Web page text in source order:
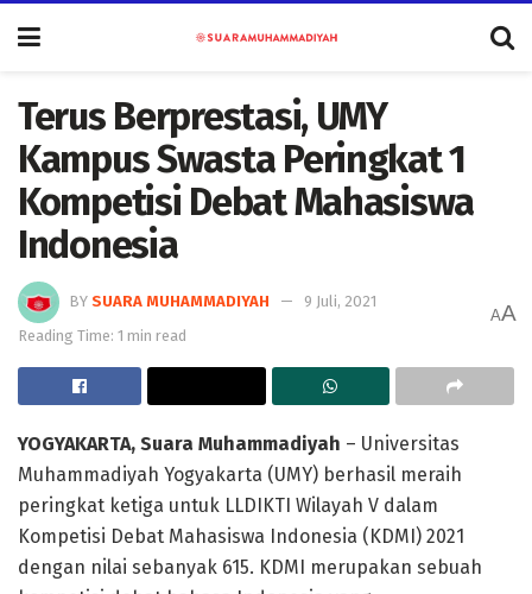
Terus Berprestasi, UMY
Kampus Swasta Peringkat 1
Kompetisi Debat Mahasiswa
Indonesia
BY SUARA MUHAMMADIYAH
9 Juli, 2021
Reading Time: 1 min read
AA
YOGYAKARTA, Suara Muhammadiyah – Universitas
Muhammadiyah Yogyakarta (UMY) berhasil meraih
peringkat ketiga untuk LLDIKTI Wilayah V dalam
Kompetisi Debat Mahasiswa Indonesia (KDMI) 2021
dengan nilai sebanyak 615. KDMI merupakan sebuah